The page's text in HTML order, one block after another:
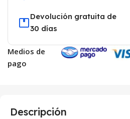
Devolución gratuita de
30 días
Medios de
pago
Descripción